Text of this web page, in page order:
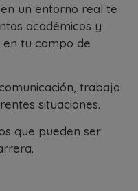
un entorno real te
académicos y
tu campo de
trabajo
situaciones.
que pueden ser